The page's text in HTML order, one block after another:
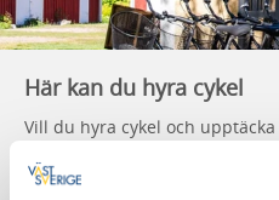
Här kan du hyra cykel
Vill du hyra cykel och